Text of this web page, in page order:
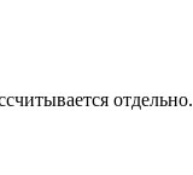
отдельно.